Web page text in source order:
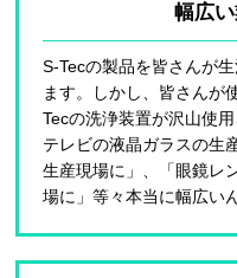
幅広
S-Tecの製品を皆さんが
ます。しかし、皆さんが
Tecの洗浄装置が沢山使
テレビの液晶ガラスの生
生産現場に」、「眼鏡レ
場に」等々本当に幅広い